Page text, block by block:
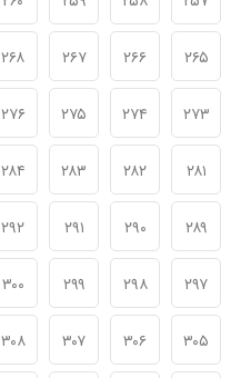
۲۶۵ ۲۶۶ ۲۶۷ ۲۶۸
۲۷۳ ۲۷۴ ۲۷۵ ۲۷۶
۲۸۱ ۲۸۲ ۲۸۳ ۲۸۴
۲۸۹ ۲۹۰ ۲۹۱ ۲۹۲
۲۹۷ ۲۹۸ ۲۹۹ ۳۰۰
۳۰۵ ۳۰۶ ۳۰۷ ۳۰۸